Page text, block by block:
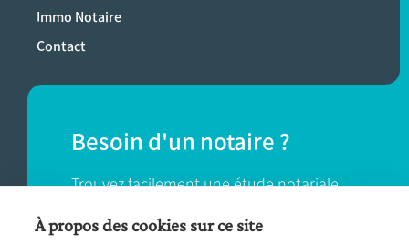
Immo Notaire
Contact
Besoin d'un notaire ?
Trouvez facilement une étude notariale
près de chez vous.
À propos des cookies sur ce site